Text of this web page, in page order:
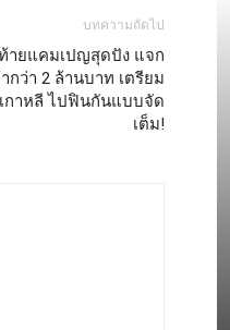
บทความถัดไป
ายแคมเปญสุดปัง แจก
กว่า 2 ล้านบาท เตรียม
กาหลี ไปฟินกันแบบจัด
เต็ม!